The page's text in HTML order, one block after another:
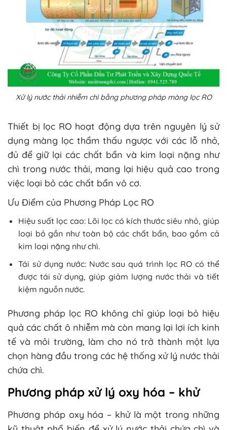
Xử lý nước thải nhiễm chì bằng phương pháp màng lọc RO
Thiết bị lọc RO hoạt động dựa trên nguyên lý sử
dụng màng lọc thẩm thấu ngược với các lỗ nhỏ,
đủ để giữ lại các chất bẩn và kim loại nặng như
chì trong nước thải, mang lại hiệu quả cao trong
việc loại bỏ các chất bẩn vô cơ.
Ưu Điểm của Phương Pháp Lọc RO
Hiệu suất lọc cao: Lõi lọc có kích thước siêu nhỏ, giúp
loại bỏ gần như toàn bộ các chất bẩn, bao gồm cả
kim loại nặng như chì.
Tái sử dụng nước: Nước sau quá trình lọc RO có thể
được tái sử dụng, giúp giảm lượng nước thải và tiết
kiệm nguồn nước.
Phương pháp lọc RO không chỉ giúp loại bỏ hiệu
quả các chất ô nhiễm mà còn mang lại lợi ích kinh
tế và môi trường, làm cho nó trở thành một lựa
chọn hàng đầu trong các hệ thống xử lý nước thải
chứa chì.
Phương pháp xử lý oxy hóa – khử
Phương pháp oxy hóa – khử là một trong những